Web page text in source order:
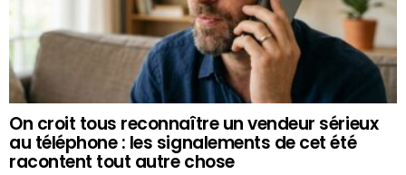
On croit tous reconnaître un vendeur sérieux
au téléphone : les signalements de cet été
racontent tout autre chose